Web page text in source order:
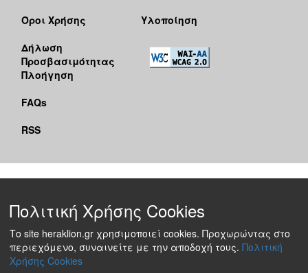
Όροι Χρήσης
Δήλωση
Προσβασιμότητας
Πλοήγηση
FAQs
RSS
Υλοποίηση
Πολιτική Χρήσης Cookies
Το site heraklion.gr χρησιμοποιεί cookies. Προχωρώντας στο
περιεχόμενο, συναινείτε με την αποδοχή τους. Πολιτική
Χρήσης Cookies